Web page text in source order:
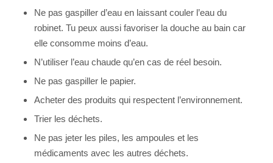
Ne pas gaspiller d’eau en laissant couler l’eau du
robinet. Tu peux aussi favoriser la douche au bain car
elle consomme moins d’eau.
N’utiliser l’eau chaude qu’en cas de réel besoin.
Ne pas gaspiller le papier.
Acheter des produits qui respectent l’environnement.
Trier les déchets.
Ne pas jeter les piles, les ampoules et les
médicaments avec les autres déchets.